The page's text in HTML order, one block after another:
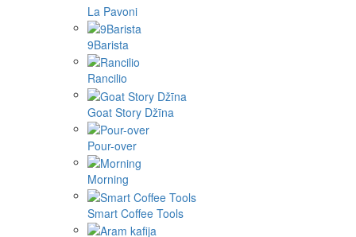
La Pavoni
9Barista
Rancilio
Goat Story Džīna
Pour-over
Morning
Smart Coffee Tools